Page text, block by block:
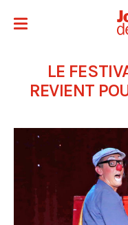
LE
REVIENT